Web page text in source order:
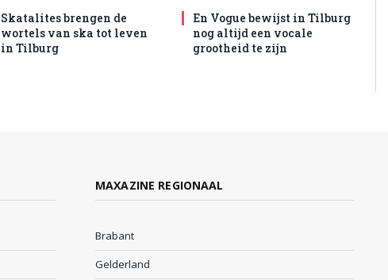
Skatalites brengen de
wortels van ska tot leven
in Tilburg
En Vogue bewijst in Tilburg
nog altijd een vocale
grootheid te zijn
MAXAZINE REGIONAAL
Brabant
Gelderland